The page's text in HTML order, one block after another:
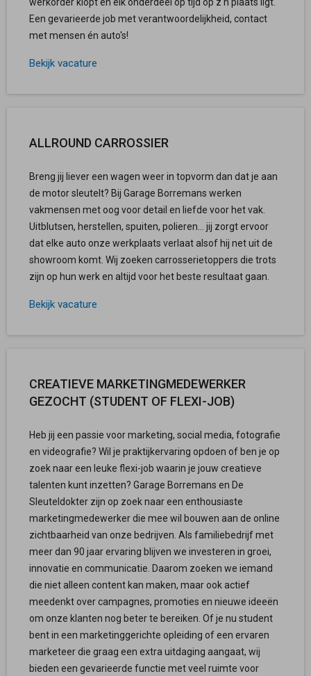
Een gevarieerde job met verantwoordelijkheid, contact
met mensen én auto's!
Bekijk vacature
ALLROUND CARROSSIER
Breng jij liever een wagen weer in topvorm dan dat je aan
de motor sleutelt? Bij Garage Borremans werken
vakmensen met oog voor detail en liefde voor het vak.
Uitblutsen, herstellen, spuiten, polieren… jij zorgt ervoor
dat elke auto onze werkplaats verlaat alsof hij net uit de
showroom komt. Wij zoeken carrosserietoppers die trots
zijn op hun werk en altijd voor het beste resultaat gaan.
Bekijk vacature
CREATIEVE MARKETINGMEDEWERKER
GEZOCHT (STUDENT OF FLEXI-JOB)
Heb jij een passie voor marketing, social media, fotografie
en videografie? Wil je praktijkervaring opdoen of ben je op
zoek naar een leuke flexi-job waarin je jouw creatieve
talenten kunt inzetten? Garage Borremans en De
Sleuteldokter zijn op zoek naar een enthousiaste
marketingmedewerker die mee wil bouwen aan de online
zichtbaarheid van onze bedrijven. Als familiebedrijf met
meer dan 90 jaar ervaring blijven we investeren in groei,
innovatie en communicatie. Daarom zoeken we iemand
die niet alleen content kan maken, maar ook actief
meedenkt over campagnes, promoties en nieuwe ideeën
om onze klanten nog beter te bereiken. Of je nu student
bent in een marketinggerichte opleiding of een ervaren
marketeer die graag een extra uitdaging aangaat, wij
bieden een gevarieerde functie met veel ruimte voor